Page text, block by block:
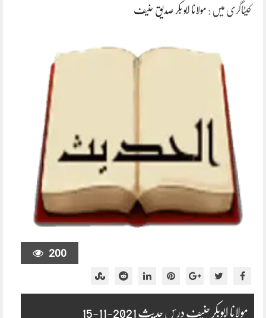
کیٹاگری میں : مولانا ابو بکر صدیق حنیف
200
مولانا ابوبکر حنیف درس حدیث 2021-11-15